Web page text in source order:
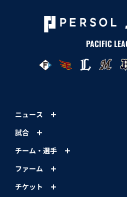
PACIFIC
ニュース
試合
チーム・選手
ファーム
チケット